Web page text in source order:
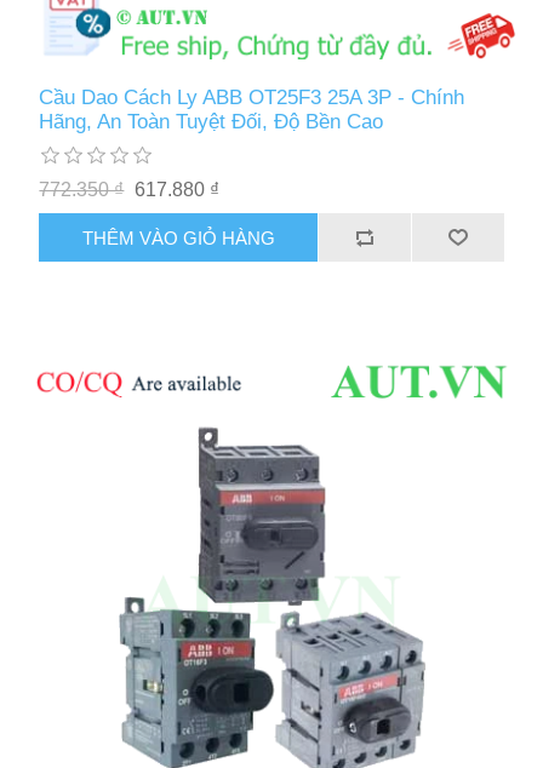
Cầu Dao Cách Ly ABB OT25F3 25A 3P - Chính
Hãng, An Toàn Tuyệt Đối, Độ Bền Cao
772.350 ₫ 617.880 ₫
THÊM VÀO GIỎ HÀNG